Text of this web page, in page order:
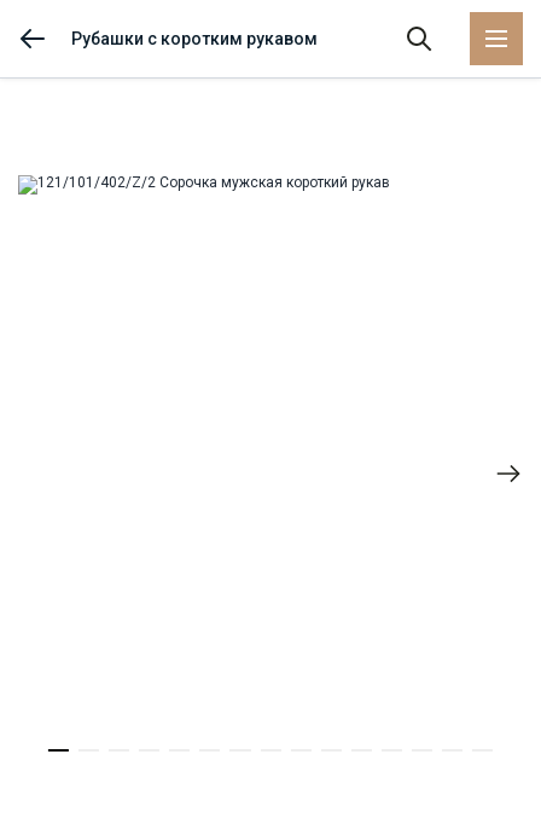
Рубашки с коротким рукавом